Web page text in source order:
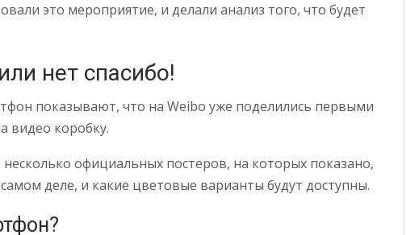
это мероприятие, и делали анализ того, что будет
нет спасибо!
показывают, что на Weibo уже поделились первыми
видео коробку.
официальных постеров, на которых показано,
деле, и какие цветовые варианты будут доступны.